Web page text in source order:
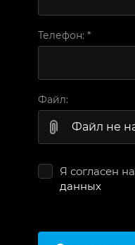
Телефон: *
Файл:
Файл не
Я согласен на
данных